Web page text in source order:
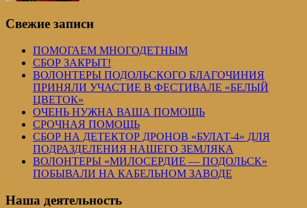
Свежие записи
ПОМОГАЕМ МНОГОДЕТНЫМ
СБОР ЗАКРЫТ!
ВОЛОНТЕРЫ ПОДОЛЬСКОГО БЛАГОЧИНИЯ
ПРИНЯЛИ УЧАСТИЕ В ФЕСТИВАЛЕ «БЕЛЫЙ
ЦВЕТОК»
ОЧЕНЬ НУЖНА ВАША ПОМОЩЬ
СРОЧНАЯ ПОМОЩЬ
СБОР НА ДЕТЕКТОР ДРОНОВ «БУЛАТ-4» ДЛЯ
ПОДРАЗДЕЛЕНИЯ НАШЕГО ЗЕМЛЯКА
ВОЛОНТЕРЫ «МИЛОСЕРДИЕ — ПОДОЛЬСК»
ПОБЫВАЛИ НА КАБЕЛЬНОМ ЗАВОДЕ
Наша деятельность